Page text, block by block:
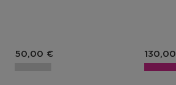
50,00 €